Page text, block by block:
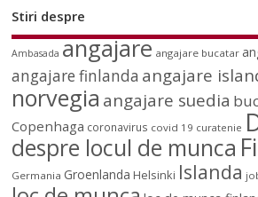
Stiri despre
Ambasada angajare angajare bucatar
angajare finlanda angajare
norvegia angajare suedia
Copenhaga coronavirus covid 19 curatenie
despre locul de munca
Germania Groenlanda Helsinki Islanda